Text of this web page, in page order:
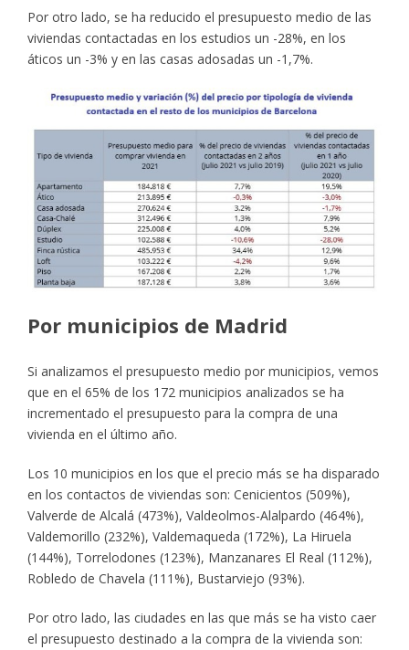
Por otro lado, se ha reducido el presupuesto medio de las
viviendas contactadas en los estudios un -28%, en los
áticos un -3% y en las casas adosadas un -1,7%.
Por municipios de Madrid
Si analizamos el presupuesto medio por municipios, vemos
que en el 65% de los 172 municipios analizados se ha
incrementado el presupuesto para la compra de una
vivienda en el último año.
Los 10 municipios en los que el precio más se ha disparado
en los contactos de viviendas son: Cenicientos (509%),
Valverde de Alcalá (473%), Valdeolmos-Alalpardo (464%),
Valdemorillo (232%), Valdemaqueda (172%), La Hiruela
(144%), Torrelodones (123%), Manzanares El Real (112%),
Robledo de Chavela (111%), Bustarviejo (93%).
Por otro lado, las ciudades en las que más se ha visto caer
el presupuesto destinado a la compra de la vivienda son: